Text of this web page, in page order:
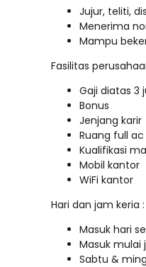
Jujur, teliti,
Menerima
Mampu
Fasilitas
Gaji diatas 3
Bonus
Jenjang karir
Ruang full
Kualifikasi
Mobil kantor
WiFi kantor
Hari dan jam keria :
Masuk hari
Masuk mulai
Sabtu &